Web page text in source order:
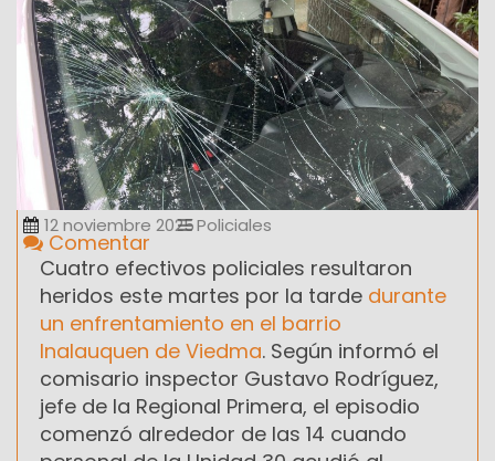
12 noviembre 2025Policiales
Comentar
Cuatro efectivos policiales resultaron
heridos este martes por la tarde durante
un enfrentamiento en el barrio
Inalauquen de Viedma. Según informó el
comisario inspector Gustavo Rodríguez,
jefe de la Regional Primera, el episodio
comenzó alrededor de las 14 cuando